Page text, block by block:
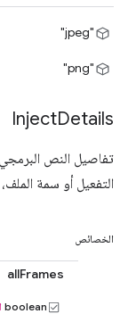
"jpeg"
"png"
InjectDetails
التفعيل أو سمة
الخصائص
allFrames
boolean